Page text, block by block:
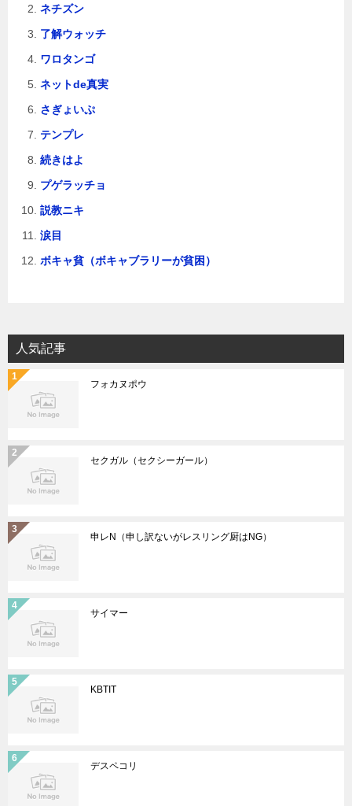
ネチズン
了解ウォッチ
ワロタンゴ
ネットde真実
さぎょいぷ
テンプレ
続きはよ
プゲラッチョ
説教ニキ
涙目
ボキャ貧（ボキャブラリーが貧困）
人気記事
フォカヌポウ
セクガル（セクシーガール）
申レN（申し訳ないがレスリング厨はNG）
サイマー
KBTIT
デスペコリ